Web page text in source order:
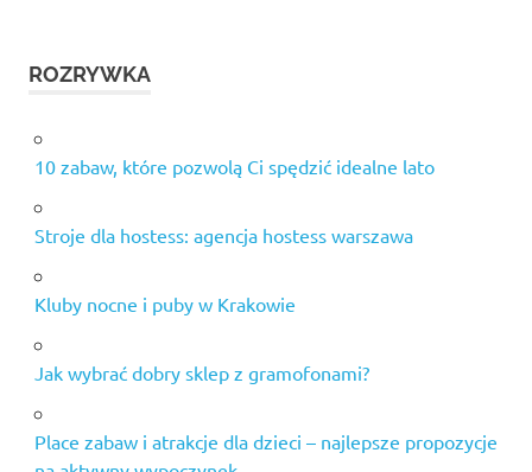
ROZRYWKA
10 zabaw, które pozwolą Ci spędzić idealne lato
Stroje dla hostess: agencja hostess warszawa
Kluby nocne i puby w Krakowie
Jak wybrać dobry sklep z gramofonami?
Place zabaw i atrakcje dla dzieci – najlepsze propozycje